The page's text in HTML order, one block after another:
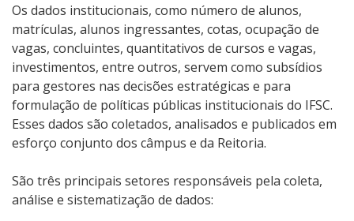
8- Servidores
9- Informações Classificadas
10- Serviço de Informação ao Cidadão (SIC)
11- Perguntas Frequentes
12- Dados Abertos
Os dados institucionais, como número de alunos,
matrículas, alunos ingressantes, cotas, ocupação de
vagas, concluintes, quantitativos de cursos e vagas,
investimentos, entre outros, servem como subsídios
para gestores nas decisões estratégicas e para
formulação de políticas públicas institucionais do IFSC.
Esses dados são coletados, analisados e publicados em
esforço conjunto dos câmpus e da Reitoria.
São três principais setores responsáveis pela coleta,
análise e sistematização de dados: